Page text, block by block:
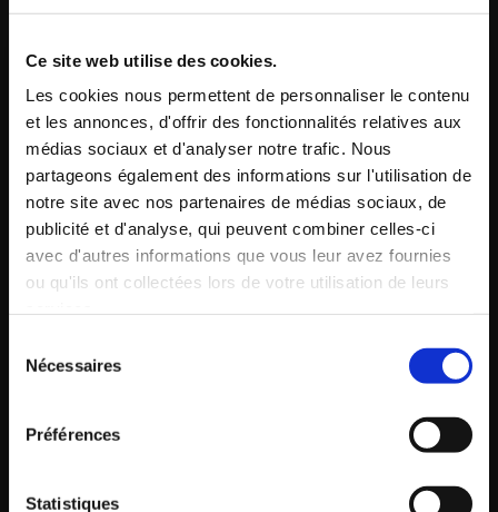
Ce site web utilise des cookies.
Les cookies nous permettent de personnaliser le contenu
et les annonces, d'offrir des fonctionnalités relatives aux
médias sociaux et d'analyser notre trafic. Nous
partageons également des informations sur l'utilisation de
notre site avec nos partenaires de médias sociaux, de
publicité et d'analyse, qui peuvent combiner celles-ci
avec d'autres informations que vous leur avez fournies
ou qu'ils ont collectées lors de votre utilisation de leurs
Nécessaires
Préférences
Statistiques
Numéro de téléphone*
Email*
Message
acceptez que les données obtenues vous
concernant puissent être collectées et utilisées